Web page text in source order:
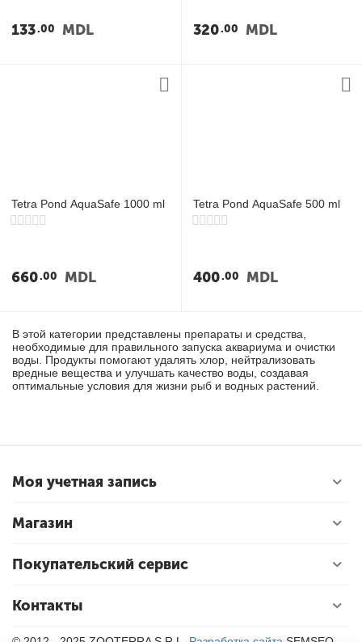
В этой категории представлены препараты и средства,
необходимые для правильного запуска аквариума и очистки
воды. Продукты помогают удалять хлор, нейтрализовать
вредные вещества и улучшать качество воды, создавая
оптимальные условия для жизни рыб и водных растений.
133 00 MDL 320 00 MDL
Tetra Pond AquaSafe 1000 ml
660 00 MDL
Tetra Pond AquaSafe 500 ml
400 00 MDL
Моя учетная запись
Магазин
Покупательский сервис
Контакты